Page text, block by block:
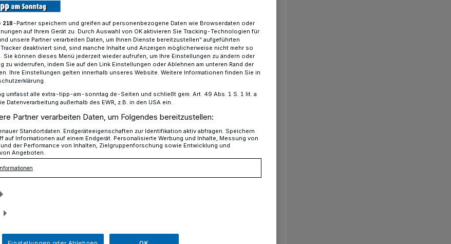
Greyhounds“ spielt für guten Zweck
in der
der Band „The Greyhounds“ am 8.
Jahr der Kinder- und
Kirchengemeinde Dülken zu Gute
218-Partner speichern und greifen auf personenbezogene Daten wie Browserdaten oder
auf Ihrem Gerät zu. Durch Auswahl von OK aktivieren Sie Tracking-Technologien für
unsere Partner verarbeiten Daten, um Ihnen Dienste bereitzustellen“ aufgeführten
deaktiviert sind, sind manche Inhalte und Anzeigen möglicherweise nicht mehr so
Sie können dieses Menü jederzeit wieder aufrufen, um Ihre Einstellungen zu ändern oder
zu widerrufen, indem Sie auf den Link Einstellungen oder Ablehnen am unteren Rand der
Ihre Einstellungen gelten innerhalb unseres Website. Weitere Informationen finden Sie in
umfasst alle extra-tipp-am-sonntag.de-Seiten und schließt gem. Art. 49 Abs. 1 S. 1 lit. a
Datenverarbeitung außerhalb des EWR, z.B. in den USA ein.
Partner verarbeiten Daten, um Folgendes bereitzustellen:
Standortdaten. Endgeräteeigenschaften zur Identifikation aktiv abfragen. Speichern
auf Informationen auf einem Endgerät. Personalisierte Werbung und Inhalte, Messung von
der Performance von Inhalten, Zielgruppenforschung sowie Entwicklung und
Angeboten.